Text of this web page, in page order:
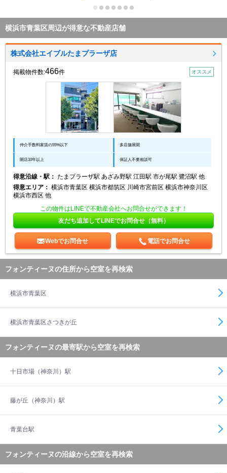
横浜市青葉区周辺が得意な不動産店舗
株式会社エイブルたまプラーザ店
掲載物件数:466件 オススメ
仲介手数料家賃の55%以下 多店舗展開
開店10年以上 保証人不要相談可
得意沿線・駅： たまプラーザ駅 あざみ野駅 江田駅 市が尾駅 鷺沼駅 他
得意エリア： 横浜市青葉区 横浜市都筑区 川崎市宮前区 横浜市神奈川区
横浜市西区 他
この物件はLINEで不動産会社へお問合せができます！
友だち追加してLINEでお問合せ（無料）
Webでお問合せ 電話でお問合せ
フォンティーヌの住所から空室を再検索
横浜市青葉区
横浜市青葉区さつきが丘
フォンティーヌの最寄駅から空室を再検索
十日市場（神奈川）駅
藤が丘（神奈川）駅
青葉台駅
フォンティーヌの沿線から空室を再検索